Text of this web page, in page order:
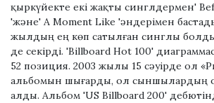
қыркүйекте екі жақты синглдермен'
'және' A Moment Like 'әндерімен
жылдың ең көп сатылған синглы
де секірді. 'Billboard Hot 100'
52 позиция. 2003 жылы 15 сәуірде ол
альбомын шығарды, ол сыншылардың
алды. Альбом 'US Billboard 200'